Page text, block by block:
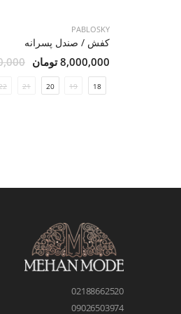
PABLOSKY
کفش / صندل پسرانه
8,000,000 تومان
18
19
20
21
02188662520
09026503974